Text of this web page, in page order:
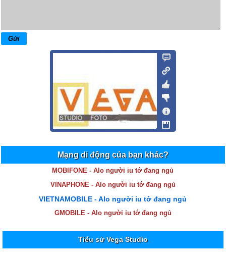
Mạng di động của bạn khác?
MOBIFONE - Alo người iu tớ đang ngủ
VINAPHONE - Alo người iu tớ đang ngủ
VIETNAMOBILE - Alo người iu tớ đang ngủ
GMOBILE - Alo người iu tớ đang ngủ
Tiểu sử Vega Studio